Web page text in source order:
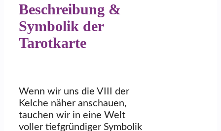
Beschreibung &
Symbolik der
Tarotkarte
Wenn wir uns die VIII der
Kelche näher anschauen,
tauchen wir in eine Welt
voller tiefgründiger Symbolik